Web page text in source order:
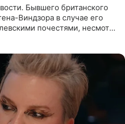
Бывшего британского
Виндзора в случае его
почестями, несмотря